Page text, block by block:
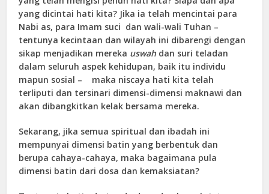
yang dicintai hati kita? Jika ia telah mencintai para
Nabi as, para Imam suci dan wali-wali Tuhan –
tentunya kecintaan dan wilayah ini dibarengi dengan
sikap menjadikan mereka uswah dan suri teladan
dalam seluruh aspek kehidupan, baik itu individu
mapun sosial – maka niscaya hati kita telah
terliputi dan tersinari dimensi-dimensi maknawi dan
akan dibangkitkan kelak bersama mereka.
Sekarang, jika semua spiritual dan ibadah ini
mempunyai dimensi batin yang berbentuk dan
berupa cahaya-cahaya, maka bagaimana pula
dimensi batin dari dosa dan kemaksiatan?